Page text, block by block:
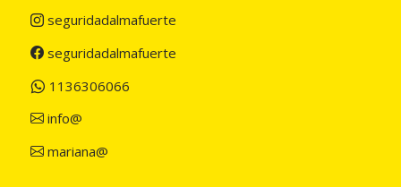
seguridadalmafuerte
seguridadalmafuerte
1136306066
info@
mariana@